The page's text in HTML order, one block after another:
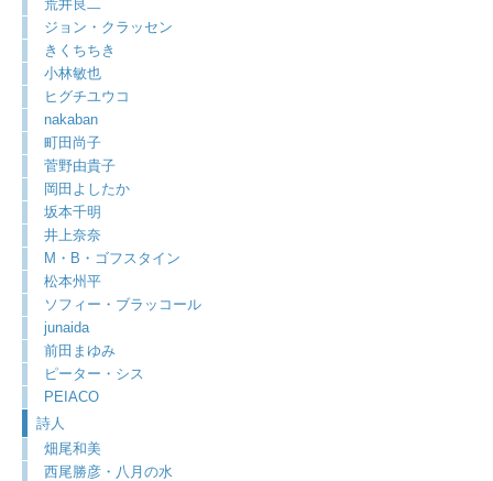
荒井良二
ジョン・クラッセン
きくちちき
小林敏也
ヒグチユウコ
nakaban
町田尚子
菅野由貴子
岡田よしたか
坂本千明
井上奈奈
M・B・ゴフスタイン
松本州平
ソフィー・ブラッコール
junaida
前田まゆみ
ピーター・シス
PEIACO
詩人
畑尾和美
西尾勝彦・八月の水